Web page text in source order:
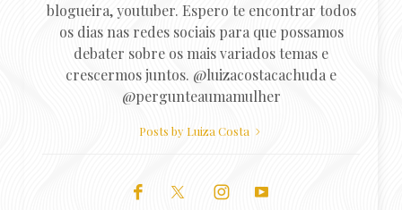
blogueira, youtuber. Espero te encontrar todos
os dias nas redes sociais para que possamos
debater sobre os mais variados temas e
crescermos juntos. @luizacostacachuda e
@pergunteaumamulher
Posts by Luiza Costa